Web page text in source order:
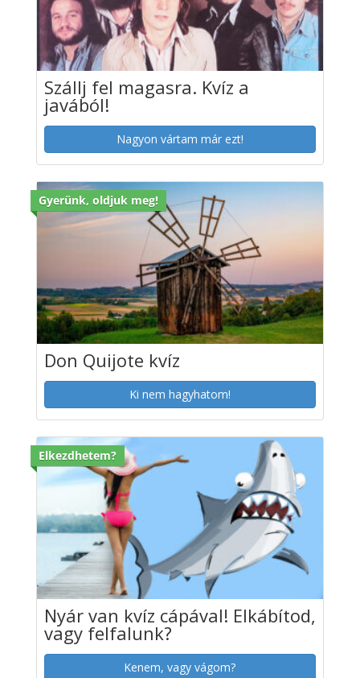
Szállj fel magasra. Kvíz a
javából!
Nagyon vártam már ezt!
Gyerünk, oldjuk meg!
Don Quijote kvíz
Ki nem hagyhatom!
Elkezdhetem?
Nyár van kvíz cápával! Elkábítod,
vagy felfalunk?
Kenem, vagy vágom?